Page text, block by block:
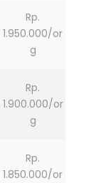
Rp.
1.950.000/or
g
Rp.
1.900.000/or
g
Rp.
1.850.000/or